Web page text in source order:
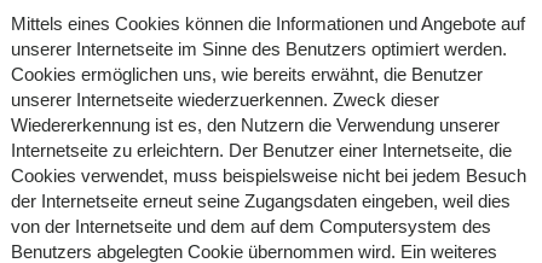
Mittels eines Cookies können die Informationen und Angebote auf
unserer Internetseite im Sinne des Benutzers optimiert werden.
Cookies ermöglichen uns, wie bereits erwähnt, die Benutzer
unserer Internetseite wiederzuerkennen. Zweck dieser
Wiedererkennung ist es, den Nutzern die Verwendung unserer
Internetseite zu erleichtern. Der Benutzer einer Internetseite, die
Cookies verwendet, muss beispielsweise nicht bei jedem Besuch
der Internetseite erneut seine Zugangsdaten eingeben, weil dies
von der Internetseite und dem auf dem Computersystem des
Benutzers abgelegten Cookie übernommen wird. Ein weiteres